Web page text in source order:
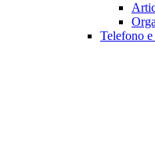
Telefono e